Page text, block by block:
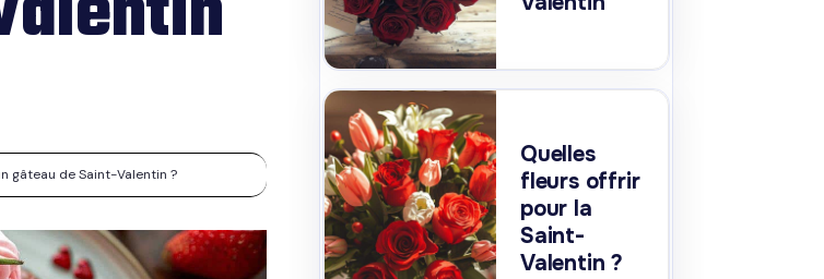
gâteau de Saint-Valentin ?
Quelles
fleurs offrir
pour la
Saint-
Valentin ?